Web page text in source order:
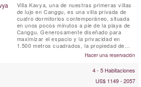
Villa Kavya, una de nuestras primeras villas
de lujo en Canggu, es una villa privada de
cuatro dormitorios contemporáneo, situada
en unos pocos minutos a pie de la playa de
Canggu. Generosamente diseñado para
maximizar el espacio y la privacidad en
1.500 metros cuadrados, la propiedad de
tejas techo ofrece lo mejor de la isla tropical
viviendo con todas comodidades de Canggu
Hacer una reservación
4 - 5 Habitaciones
US$ 1149 - 2057